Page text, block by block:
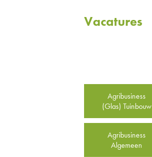
Vacatures
Agribusiness
(Glas) Tuinbouw
Agribusiness
Algemeen